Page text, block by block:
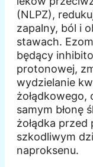
(NLPZ),
zapalny, ból i
stawach.
będący
protonowej,
wydzielanie
żołądkowego,
samym błonę
żołądka
szkodliwym
naproksenu.